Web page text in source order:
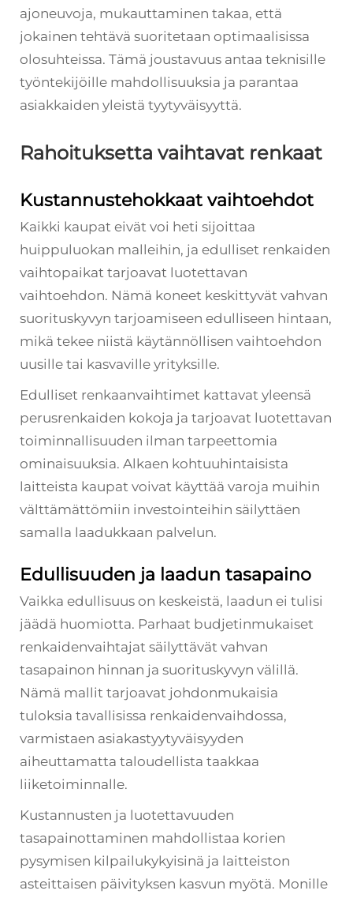
ajoneuvoja, mukauttaminen takaa, että
jokainen tehtävä suoritetaan optimaalisissa
olosuhteissa. Tämä joustavuus antaa teknisille
työntekijöille mahdollisuuksia ja parantaa
asiakkaiden yleistä tyytyväisyyttä.
Rahoituksetta vaihtavat renkaat
Kustannustehokkaat vaihtoehdot
Kaikki kaupat eivät voi heti sijoittaa
huippuluokan malleihin, ja edulliset renkaiden
vaihtopaikat tarjoavat luotettavan
vaihtoehdon. Nämä koneet keskittyvät vahvan
suorituskyvyn tarjoamiseen edulliseen hintaan,
mikä tekee niistä käytännöllisen vaihtoehdon
uusille tai kasvaville yrityksille.
Edulliset renkaanvaihtimet kattavat yleensä
perusrenkaiden kokoja ja tarjoavat luotettavan
toiminnallisuuden ilman tarpeettomia
ominaisuuksia. Alkaen kohtuuhintaisista
laitteista kaupat voivat käyttää varoja muihin
välttämättömiin investointeihin säilyttäen
samalla laadukkaan palvelun.
Edullisuuden ja laadun tasapaino
Vaikka edullisuus on keskeistä, laadun ei tulisi
jäädä huomiotta. Parhaat budjetinmukaiset
renkaidenvaihtajat säilyttävät vahvan
tasapainon hinnan ja suorituskyvyn välillä.
Nämä mallit tarjoavat johdonmukaisia
tuloksia tavallisissa renkaidenvaihdossa,
varmistaen asiakastyytyväisyyden
aiheuttamatta taloudellista taakkaa
liiketoiminnalle.
Kustannusten ja luotettavuuden
tasapainottaminen mahdollistaa korien
pysymisen kilpailukykyisinä ja laitteiston
asteittaisen päivityksen kasvun myötä. Monille